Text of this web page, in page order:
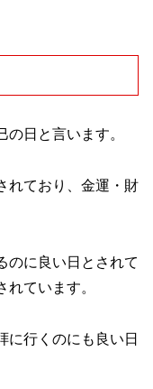
日と言います。
れており、金運・財
のに良い日とされて
ています。
に行くのにも良い日